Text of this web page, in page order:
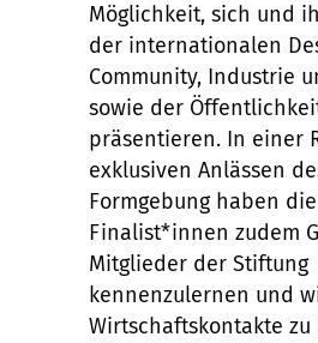
Möglichkeit, sich und
der internationalen
Community, Industrie
sowie der
präsentieren. In einer
exklusiven Anlässen
Formgebung haben die
Finalist*innen zudem
Mitglieder der Stiftung
kennenzulernen und
Wirtschaftskontakte